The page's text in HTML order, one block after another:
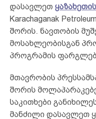
დასავლეთ ყაზახეთის
Karachaganak
შორის. ნავთობის
მოსახლეობისგან
პროგრამის
მთავრობის
შორის
საკითხები
მანძილი დასავლეთ